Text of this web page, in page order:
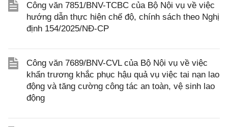
Công văn 7851/BNV-TCBC của Bộ Nội vụ về việc
hướng dẫn thực hiện chế độ, chính sách theo Nghị
định 154/2025/NĐ-CP
Công văn 7689/BNV-CVL của Bộ Nội vụ về việc
khẩn trương khắc phục hậu quả vụ việc tai nạn lao
động và tăng cường công tác an toàn, vệ sinh lao
động